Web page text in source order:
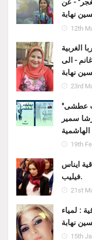
- عن
نهابة
12th
الغربية
- الى
نهابة
23rd
عطشى"
سمير
الهاشمية
19th
ايناس
فيليب.
21st
: لمياء
نهابة
15th